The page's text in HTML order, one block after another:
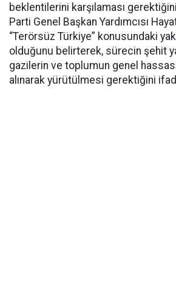
beklentilerini karşılaması
Parti Genel Başkan Yardımcısı
“Terörsüz Türkiye” konusundaki
olduğunu belirterek, sürecin şehit
gazilerin ve toplumun genel
alınarak yürütülmesi gerektiğini